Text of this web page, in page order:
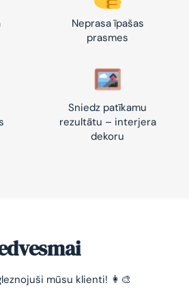
Neprasa īpašas
prasmes
Sniedz patīkamu
rezultātu – interjera
dekoru
mūsu klienti! 👩‍🎨
pasūtījumam
kā atslābināties un nomierināt